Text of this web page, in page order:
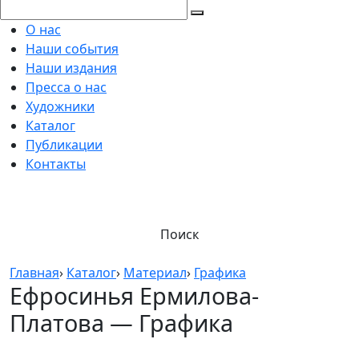
О нас
Наши события
Наши издания
Пресса о нас
Художники
Каталог
Публикации
Контакты
Поиск
Главная› Каталог› Материал› Графика
Ефросинья Ермилова-
Платова — Графика